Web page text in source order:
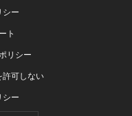
シー
ト
リシー
許可しない
シー